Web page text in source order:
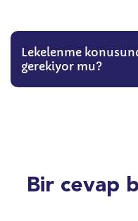
Lekelenme
gerekiyor mu?
Bir cevap